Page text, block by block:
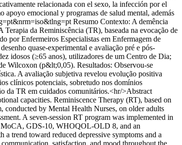
relacionada con el sexo, la infección por el
apoyo emocional y programas de salud mental, además
Resumo Contexto: A demência
da Reminiscência (TR), baseada na evocação de
por Enfermeiros Especialistas em Enfermagem de
quase-experimental e avaliação pré e pós-
idosos (≥65 anos), utilizadores de um Centro de Dia;
Wilcoxon (p&lt;0,05). Resultados: Observou-se
A avaliação subjetiva revelou evolução positiva
clínicos potenciais, sobretudo nos domínios
da TR em cuidados comunitários.<hr/>Abstract
capacities. Reminiscence Therapy (RT), based on
conducted by Mental Health Nurses, on older adults
A seven-session RT program was implemented in
MoCA, GDS-10, WHOQOL-OLD 8, and an
trend toward reduced depressive symptoms and a
satisfaction, and mood throughout the